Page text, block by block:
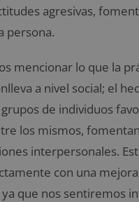
agresivas,
persona.
mencionar lo que la
a nivel social; el
de individuos
los mismos,
interpersonales.
con una
ya que nos sentiremos